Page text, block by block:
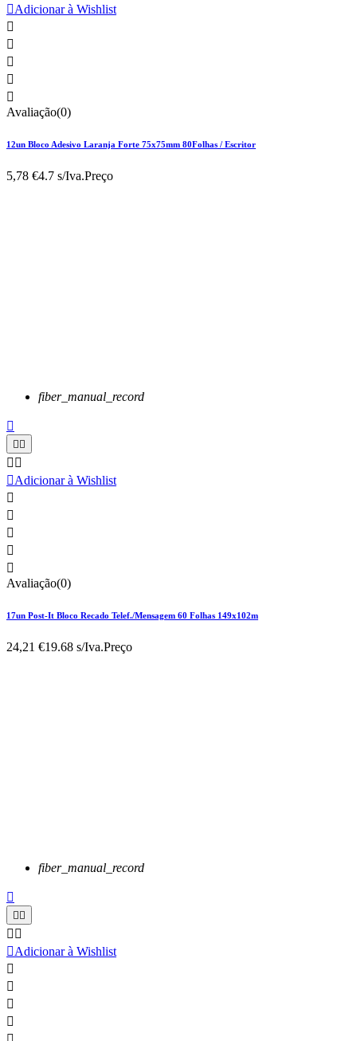
Adicionar à Wishlist





Avaliação(0)
12un Bloco Adesivo Laranja Forte 75x75mm 80Folhas / Escritor
5,78 €4.7 s/Iva.Preço
fiber_manual_record

 
 
Adicionar à Wishlist





Avaliação(0)
17un Post-It Bloco Recado Telef./Mensagem 60 Folhas 149x102m
24,21 €19.68 s/Iva.Preço
fiber_manual_record


 
Adicionar à Wishlist



